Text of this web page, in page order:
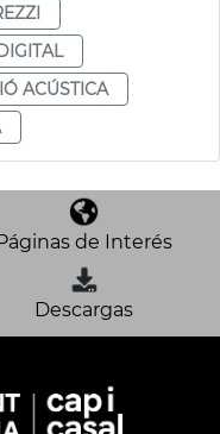
ACÚSTICA
de Interés
Descargas